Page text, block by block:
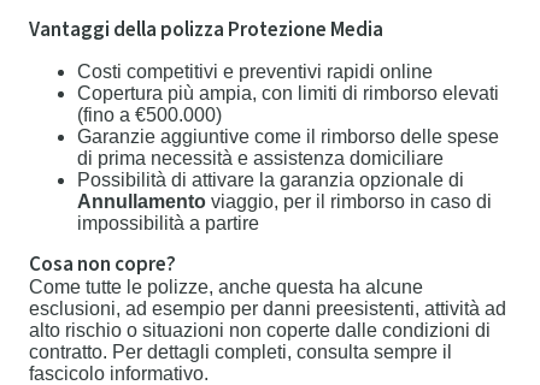
Vantaggi della polizza Protezione Media
Costi competitivi e preventivi rapidi online
Copertura più ampia, con limiti di rimborso elevati
(fino a €500.000)
Garanzie aggiuntive come il rimborso delle spese
di prima necessità e assistenza domiciliare
Possibilità di attivare la garanzia opzionale di
Annullamento viaggio, per il rimborso in caso di
impossibilità a partire
Cosa non copre?
Come tutte le polizze, anche questa ha alcune
esclusioni, ad esempio per danni preesistenti, attività ad
alto rischio o situazioni non coperte dalle condizioni di
contratto. Per dettagli completi, consulta sempre il
fascicolo informativo.